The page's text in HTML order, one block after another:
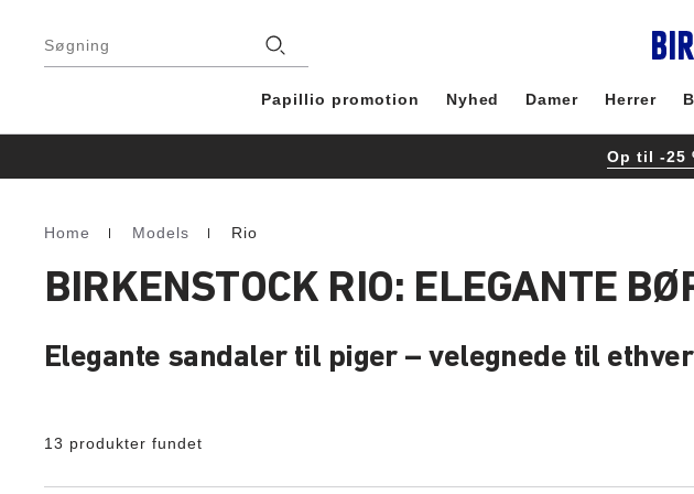
Søgning
Papillio promotion Nyhed Damer Herrer
Op til -25
Homepage
Home Models Rio
BIRKENSTOCK RIO: ELEGANTE
Elegante sandaler til piger – velegnede til
13 produkter fundet